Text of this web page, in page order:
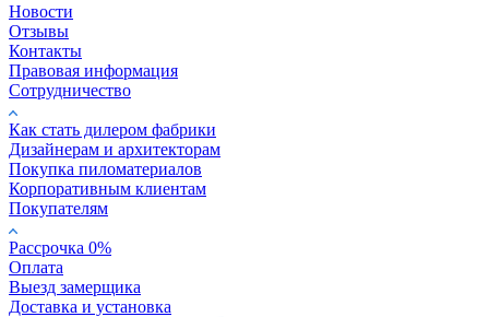
Новости
Отзывы
Контакты
Правовая информация
Сотрудничество
Как стать дилером фабрики
Дизайнерам и архитекторам
Покупка пиломатериалов
Корпоративным клиентам
Покупателям
Рассрочка 0%
Оплата
Выезд замерщика
Доставка и установка